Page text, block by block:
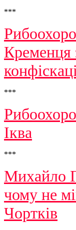
***
Кременця
***
Іква
***
Михайло
чому не
Чортків